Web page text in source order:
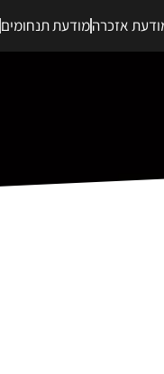
אזכרהמודעת תנחומים